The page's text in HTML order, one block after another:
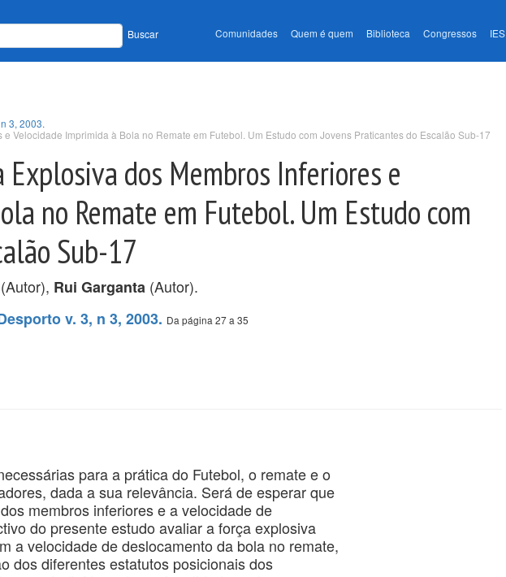
Buscar Comunidades Quem é quem Biblioteca Congressos IES
3, 2003.
Velocidade Imprimida à Bola no Remate em Futebol. Um Estudo com Jovens Praticantes do Escalão Sub-17
dos Membros Inferiores e
no Remate em Futebol. Um Estudo com
Sub-17
(Autor), Rui Garganta (Autor).
v. 3, n 3, 2003. Da página 27 a 35
para a prática do Futebol, o remate e o
dada a sua relevância. Será de esperar que
membros inferiores e a velocidade de
do presente estudo avaliar a força explosiva
a velocidade de deslocamento da bola no remate,
dos diferentes estatutos posicionais dos